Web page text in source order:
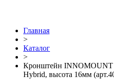
Главная
>
Каталог
>
Кронштейн INNOMOUNT
Hybrid, высота 16мм